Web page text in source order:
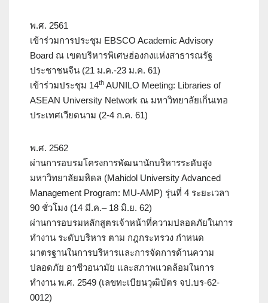
พ.ศ. 2561
เข้าร่วมการประชุม EBSCO Academic Advisory
Board ณ เขตบริหารพิเศษฮ่องกงแห่งสาธารณรัฐ
ประชาชนจีน (21 ม.ค.-23 ม.ค. 61)
เข้าร่วมประชุม 14th AUNILO Meeting: Libraries of
ASEAN University Network ณ มหาวิทยาลัยเกิ่นเทอ
ประเทศเวียดนาม (2-4 ก.ค. 61)
พ.ศ. 2562
ผ่านการอบรมโครงการพัฒนานักบริหารระดับสูง
มหาวิทยาลัยมหิดล (Mahidol University Advanced
Management Program: MU-AMP) รุ่นที่ 4 ระยะเวลา
90 ชั่วโมง (14 มี.ค.– 18 มิ.ย. 62)
ผ่านการอบรมหลักสูตรเจ้าหน้าที่ความปลอดภัยในการ
ทำงาน ระดับบริหาร ตาม กฎกระทรวง กำหนด
มาตรฐานในการบริหารและการจัดการด้านความ
ปลอดภัย อาชีวอนามัย และสภาพแวดล้อมในการ
ทำงาน พ.ศ. 2549 (เลขทะเบียนวุฒิบัตร จป.บร-62-
0012)